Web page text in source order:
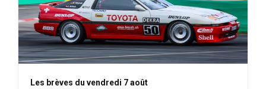
Les brèves du vendredi 7 août